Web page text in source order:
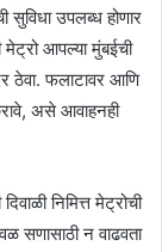
सुविधा उपलब्ध होणार
आपल्या मुंबईची
ठेवा. फलाटावर आणि
असे आवाहनही
निमित्त मेट्रोची
सणासाठी न वाढवता